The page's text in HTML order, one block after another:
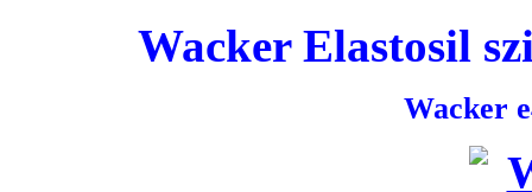
Wacker Elastosil
Wacker